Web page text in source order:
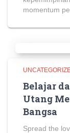
momentum
Belajar
Utang
Bangsa
Spread the